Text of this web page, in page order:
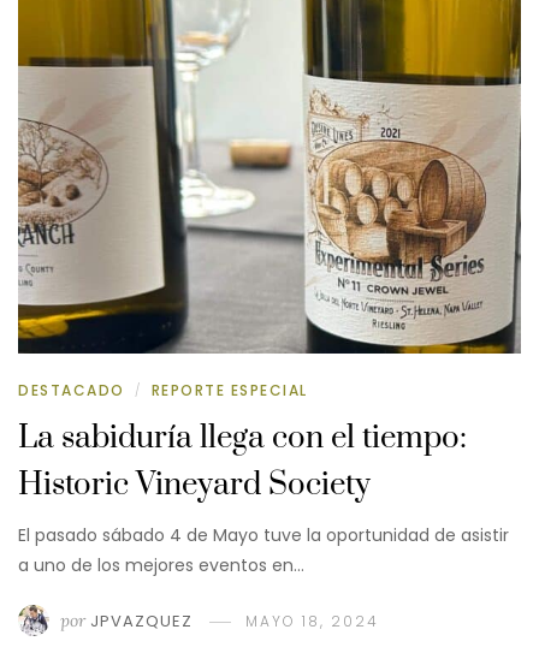
DESTACADO / REPORTE ESPECIAL
La sabiduría llega con el tiempo:
Historic Vineyard Society
El pasado sábado 4 de Mayo tuve la oportunidad de asistir
a uno de los mejores eventos en…
por JPVAZQUEZ MAYO 18, 2024